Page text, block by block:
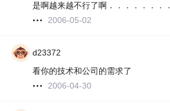
是啊越来越不行了啊．．．．．．．．
2006-05-02
d23372
看你的技术和公司的需求了
2006-04-30